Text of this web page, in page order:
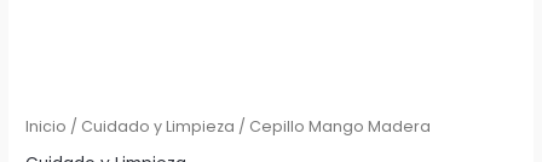
Inicio / Cuidado y Limpieza / Cepillo Mango Madera